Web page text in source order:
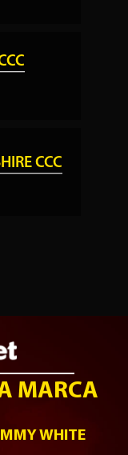
CCC
MARCA
WHITE